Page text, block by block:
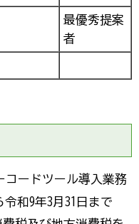
最優秀提案
者
コードツール導入業務
和9年3月31日まで